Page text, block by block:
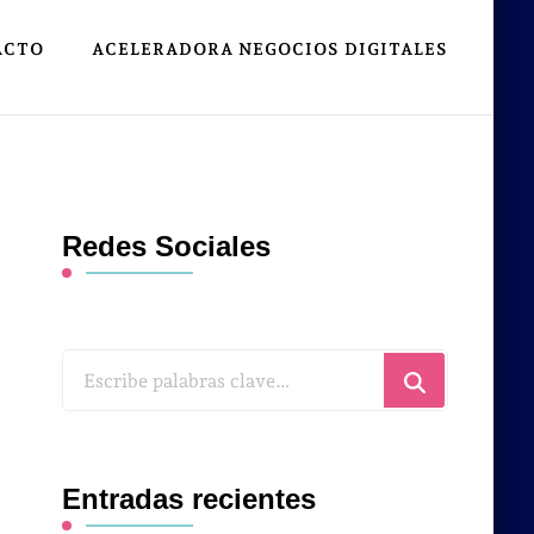
ACELERADORA NEGOCIOS DIGITALES
Redes Sociales
¿Buscas
Entradas recientes